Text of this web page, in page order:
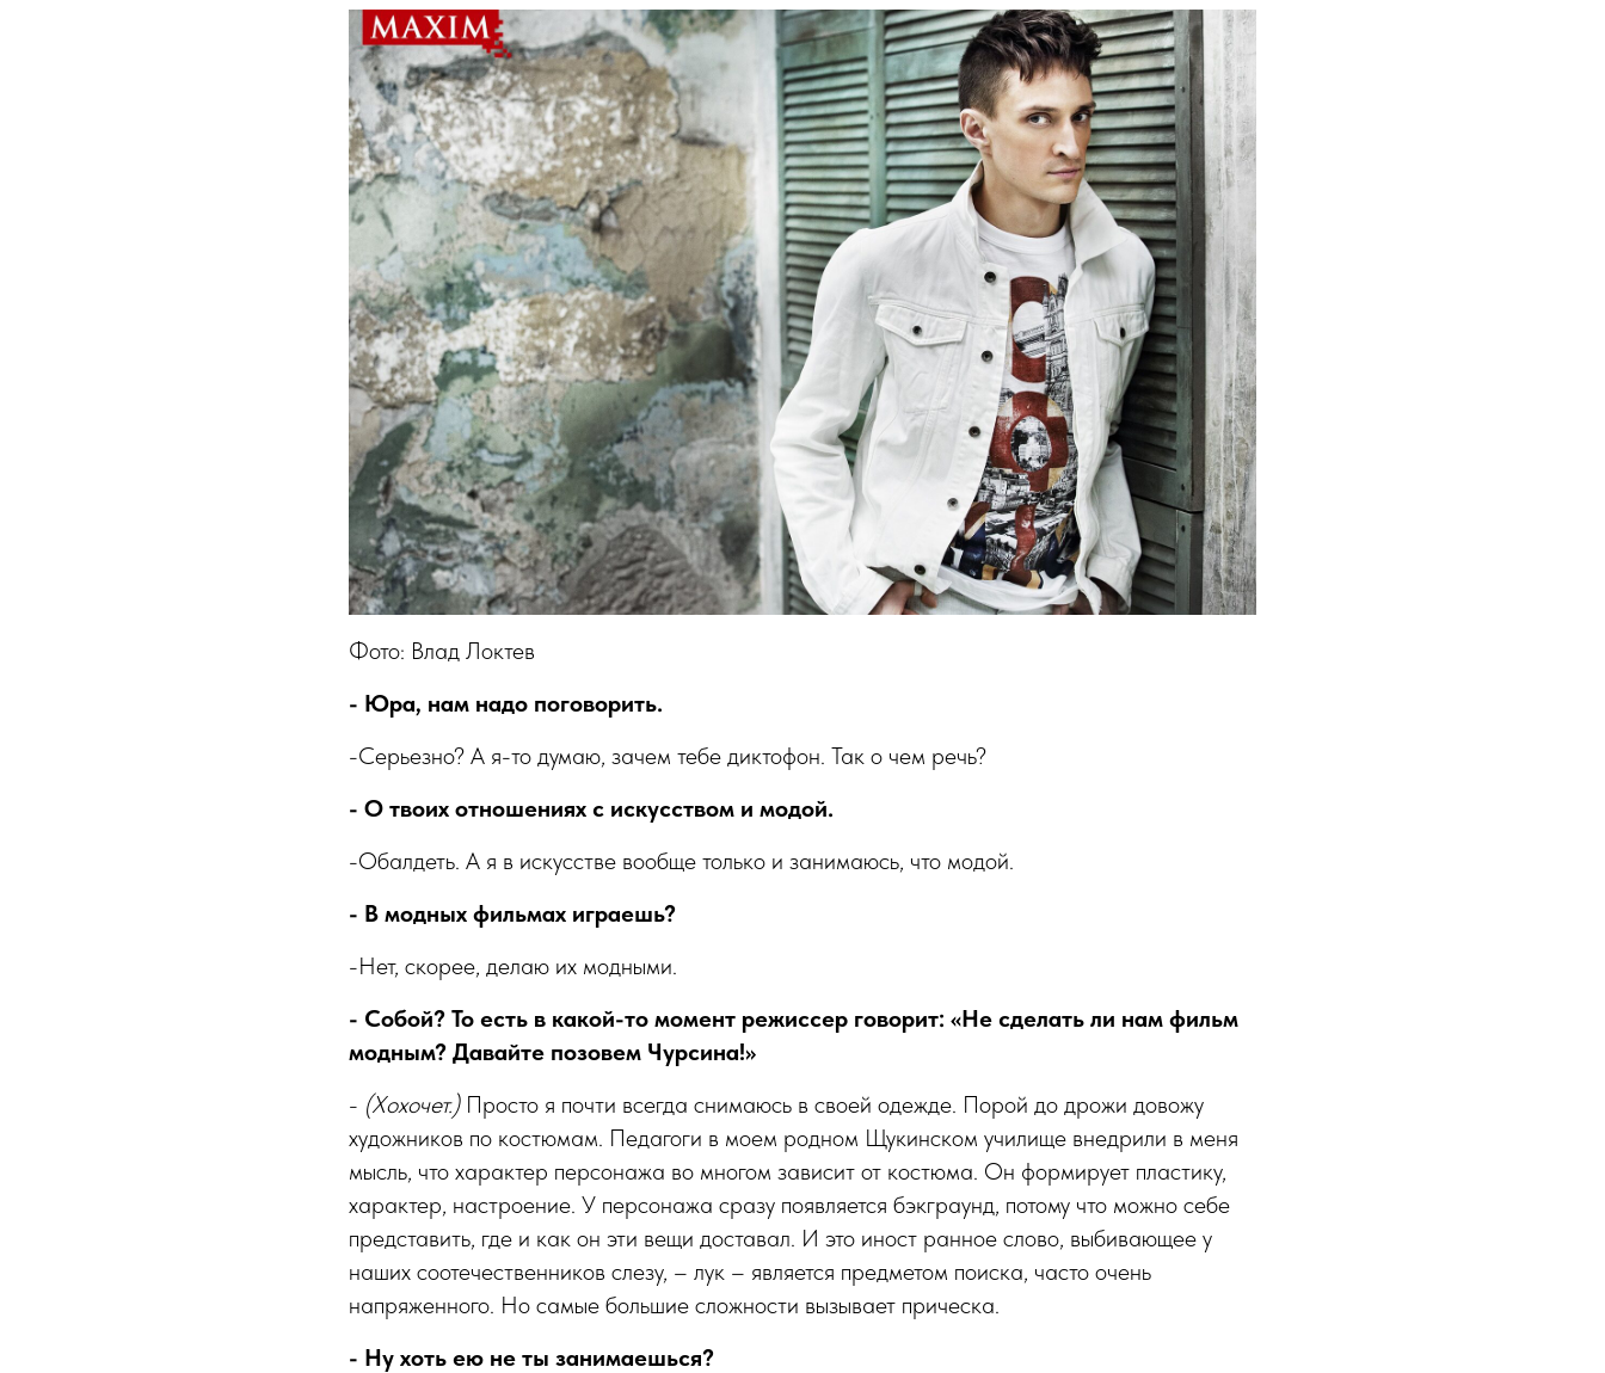
Фото: Влад Локтев
- Юра, нам надо поговорить.
-Серьезно? А я-то думаю, зачем тебе диктофон. Так о чем речь?
- О твоих отношениях с искусством и модой.
-Обалдеть. А я в искусстве вообще только и занимаюсь, что модой.
- В модных фильмах играешь?
-Нет, скорее, делаю их модными.
- Собой? То есть в какой-то момент режиссер говорит: «Не сделать ли нам фильм
модным? Давайте позовем Чурсина!»
- (Хохочет.)Просто я почти всегда снимаюсь в своей одежде. Порой до дрожи довожу
художников по костюмам. Педагоги в моем родном Щукинском училище внедрили в меня
мысль, что характер персонажа во многом зависит от костюма. Он формирует пластику,
характер, настроение. У персонажа сразу появляется бэкграунд, потому что можно себе
представить, где и как он эти вещи доставал. И это иност ранное слово, выбивающее у
наших соотечественников слезу, – лук – является предметом поиска, часто очень
напряженного. Но самые большие сложности вызывает прическа.
- Ну хоть ею не ты занимаешься?